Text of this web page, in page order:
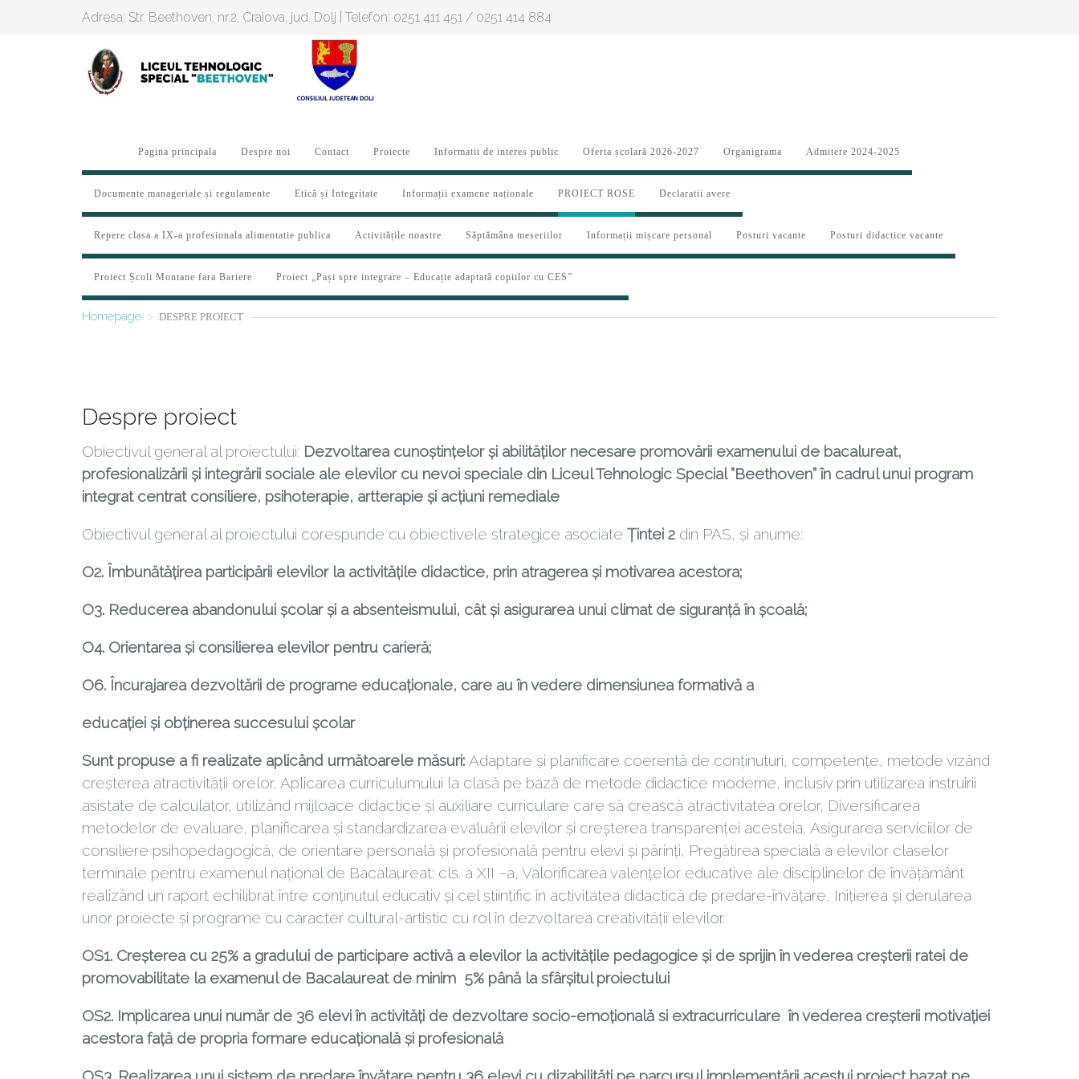
Adresa: Str. Beethoven, nr.2, Craiova, jud. Dolj | Telefon: 0251 411 451 / 0251 414 884
Pagina principala Despre noi Contact Proiecte Informatii de interes public Oferta școlară 2026-2027 Organigrama Admitere 2024-2025
Documente manageriale și regulamente Etică și Integritate Informații examene naționale PROIECT ROSE Declaratii avere
Repere clasa a IX-a profesionala alimentatie publica Activitățile noastre Săptămâna meseriilor Informații mișcare personal Posturi vacante Posturi didactice vacante
Proiect Școli Montane fara Bariere Proiect „Pași spre integrare – Educație adaptată copiilor cu CES”
Homepage > DESPRE PROIECT
Despre proiect
Obiectivul general al proiectului: Dezvoltarea cunoștințelor și abilităților necesare promovării examenului de bacalureat,
profesionalizării și integrării sociale ale elevilor cu nevoi speciale din Liceul Tehnologic Special ”Beethoven” în cadrul unui program
integrat centrat consiliere, psihoterapie, artterapie și acțiuni remediale
Obiectivul general al proiectului corespunde cu obiectivele strategice asociate Țintei 2 din PAS, și anume:
O2. Îmbunătăţirea participării elevilor la activităţile didactice, prin atragerea şi motivarea acestora;
O3. Reducerea abandonului şcolar şi a absenteismului, cât şi asigurarea unui climat de siguranţă în şcoală;
O4. Orientarea şi consilierea elevilor pentru carieră;
O6. Încurajarea dezvoltării de programe educaţionale, care au în vedere dimensiunea formativă a
educaţiei şi obţinerea succesului şcolar
Sunt propuse a fi realizate aplicând următoarele măsuri: Adaptare şi planificare coerentă de conţinuturi, competenţe, metode vizând
creşterea atractivităţii orelor, Aplicarea curriculumului la clasă pe bază de metode didactice moderne, inclusiv prin utilizarea instruirii
asistate de calculator, utilizând mijloace didactice şi auxiliare curriculare care să crească atractivitatea orelor, Diversificarea
metodelor de evaluare, planificarea şi standardizarea evaluării elevilor şi creşterea transparenţei acesteia, Asigurarea serviciilor de
consiliere psihopedagogică, de orientare personală şi profesională pentru elevi şi părinţi, Pregătirea specială a elevilor claselor
terminale pentru examenul naţional de Bacalaureat: cls. a XII –a, Valorificarea valenţelor educative ale disciplinelor de învăţământ
realizând un raport echilibrat între conţinutul educativ şi cel ştiinţific în activitatea didactică de predare-învăţare, Iniţierea şi derularea
unor proiecte şi programe cu caracter cultural-artistic cu rol în dezvoltarea creativităţii elevilor.
OS1. Creșterea cu 25% a gradului de participare activă a elevilor la activitățile pedagogice și de sprijin în vederea creșterii ratei de
promovabilitate la examenul de Bacalaureat de minim 5% până la sfârșitul proiectului
OS2. Implicarea unui număr de 36 elevi în activități de dezvoltare socio-emoțională si extracurriculare în vederea creșterii motivației
acestora față de propria formare educațională și profesională